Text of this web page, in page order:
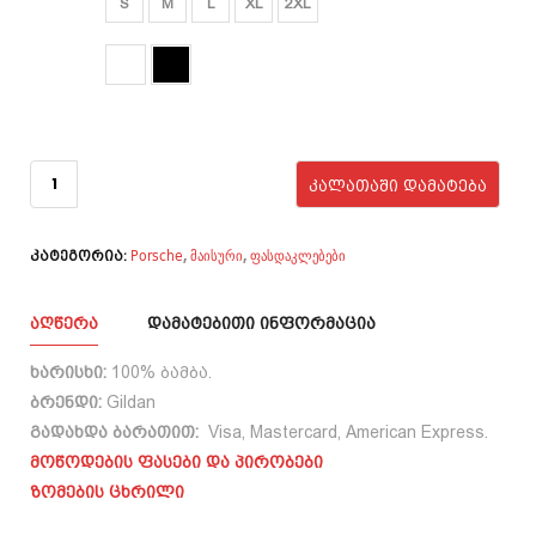
₾40.00.
₾33.00.
S M L XL 2XL
რაოდენობა:
Porsche RWB
ᲙᲐᲚᲐᲗᲐᲨᲘ ᲓᲐᲛᲐᲢᲔᲑᲐ
კატეგორია: Porsche,მაისური,ფასდაკლებები
ᲐᲦᲬᲔᲠᲐ ᲓᲐᲛᲐᲢᲔᲑᲘᲗᲘ ᲘᲜᲤᲝᲠᲛᲐᲪᲘᲐ
ხარისხი: 100% ბამბა.
ბრენდი: Gildan
გადახდა ბარათით: Visa, Mastercard, American Express.
მოწოდების ფასები და პირობები
ზომების ცხრილი